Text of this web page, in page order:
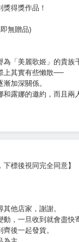
未完成交易≦1次 （近
無贈品)
「美麗歌姬」的貴族
加深關係。
露娜的邀約，而且兩